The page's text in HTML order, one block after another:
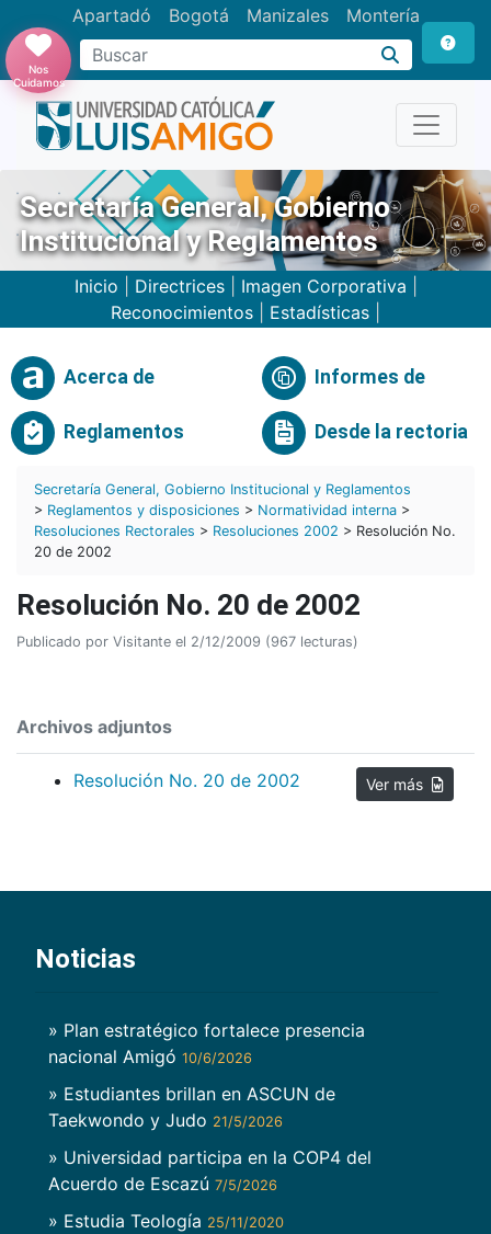
Apartadó Bogotá Manizales Montería
Buscar
Nos
Cuidamos
Secretaría General, Gobierno
Institucional y Reglamentos
Inicio Directrices| Imagen Corporativa
Reconocimientos
Estadísticas
Acerca de Informes de
Reglamentos Desde la rectoria
Secretaría General, Gobierno Institucional y Reglamentos
> Reglamentos y disposiciones > Normatividad interna >
Resoluciones Rectorales > Resoluciones 2002 > Resolución No.
20 de 2002
Resolución No. 20 de 2002
Publicado por Visitante el 2/12/2009 (967 lecturas)
Archivos adjuntos
Resolución No. 20 de 2002
Noticias
» Plan estratégico fortalece presencia
nacional Amigó 10/6/2026
» Estudiantes brillan en ASCUN de
Taekwondo y Judo 21/5/2026
» Universidad participa en la COP4 del
Acuerdo de Escazú 7/5/2026
» Estudia Teología 25/11/2020